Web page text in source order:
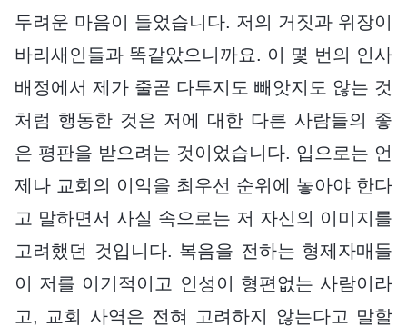
두려운 마음이 들었습니다. 저의 거짓과 위장이
바리새인들과 똑같았으니까요. 이 몇 번의 인사
배정에서 제가 줄곧 다투지도 빼앗지도 않는 것
처럼 행동한 것은 저에 대한 다른 사람들의 좋
은 평판을 받으려는 것이었습니다. 입으로는 언
제나 교회의 이익을 최우선 순위에 놓아야 한다
고 말하면서 사실 속으로는 저 자신의 이미지를
고려했던 것입니다. 복음을 전하는 형제자매들
이 저를 이기적이고 인성이 형편없는 사람이라
고, 교회 사역은 전혀 고려하지 않는다고 말할